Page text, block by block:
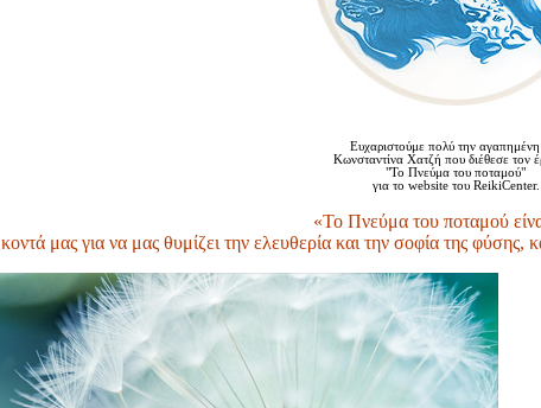
Ευχαριστούμε πολύ την
Κωνσταντίνα Χατζή που διέθεσε τον
"Το Πνεύμα του ποταμού"
για το website του ReikiCenter.
«Το Πνεύμα του ποταμού
κοντά μας για να μας θυμίζει την ελευθερία και την σοφία της